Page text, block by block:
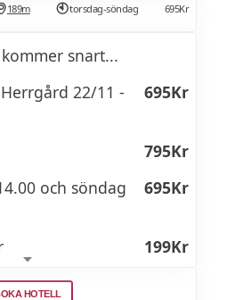
189m torsdag-söndag 695Kr
snart...
22/11 -
695Kr
795Kr
och söndag
695Kr
199Kr
HOTELL